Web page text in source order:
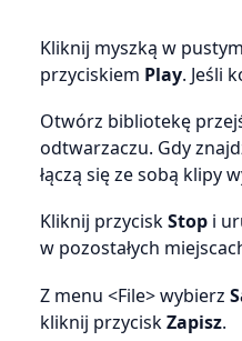
Kliknij myszką w
przyciskiem Play. Jeśli
Otwórz bibliotekę
odtwarzaczu. Gdy
łączą się ze sobą klipy
Kliknij przyciskStop i
w pozostałych
Z menu <File> wybierz
kliknij przyciskZapisz.